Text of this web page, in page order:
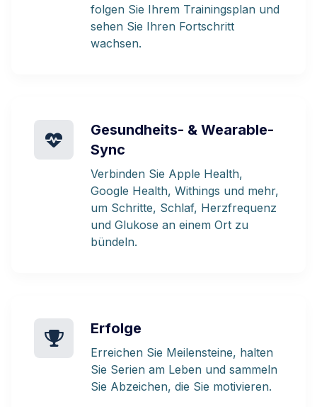
folgen Sie Ihrem Trainingsplan und
sehen Sie Ihren Fortschritt
wachsen.
Gesundheits- & Wearable-
Sync
Verbinden Sie Apple Health,
Google Health, Withings und mehr,
um Schritte, Schlaf, Herzfrequenz
und Glukose an einem Ort zu
bündeln.
Erfolge
Erreichen Sie Meilensteine, halten
Sie Serien am Leben und sammeln
Sie Abzeichen, die Sie motivieren.